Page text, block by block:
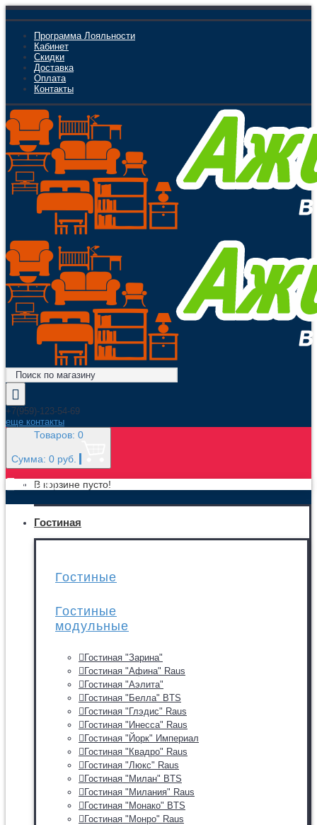
Программа Лояльности
Кабинет
Скидки
Доставка
Оплата
Контакты
+7(959)-123-54-69
еще контакты
Товаров: 0
Сумма: 0 руб.
В корзине пусто!
МЕНЮ
Гостиная
Гостиные
Гостиные
модульные
Гостиная "Зарина"
Гостиная "Афина" Raus
Гостиная "Аэлита"
Гостиная "Белла" BTS
Гостиная "Глэдис" Raus
Гостиная "Инесса" Raus
Гостиная "Йорк" Империал
Гостиная "Квадро" Raus
Гостиная "Люкс" Raus
Гостиная "Милан" BTS
Гостиная "Милания" Raus
Гостиная "Монако" BTS
Гостиная "Монро" Raus